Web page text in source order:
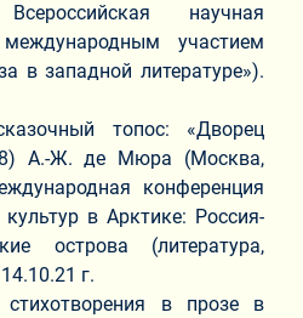
научная
участием
в западной литературе»).
топос: «Дворец
А.-Ж. де Мюра (Москва,
конференция
в Арктике: Россия-
острова (литература,
г.
в прозе в